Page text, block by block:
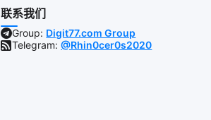
联系我们
Group: Digit77.com Group
Telegram:@Rhin0cer0s2020